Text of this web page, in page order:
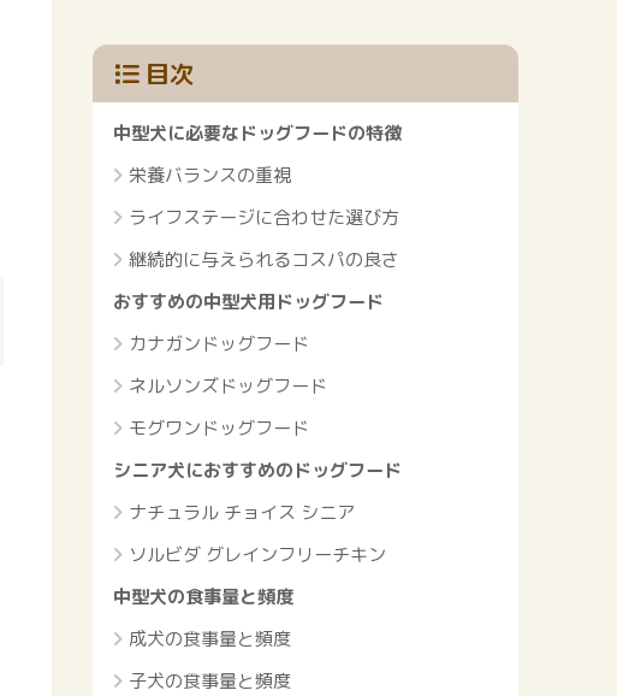
目次
中型犬に必要なドッグフードの特徴
栄養バランスの重視
ライフステージに合わせた選び方
継続的に与えられるコスパの良さ
おすすめの中型犬用ドッグフード
カナガンドッグフード
ネルソンズドッグフード
モグワンドッグフード
シニア犬におすすめのドッグフード
ナチュラル チョイス シニア
ソルビダ グレインフリーチキン
中型犬の食事量と頻度
成犬の食事量と頻度
子犬の食事量と頻度